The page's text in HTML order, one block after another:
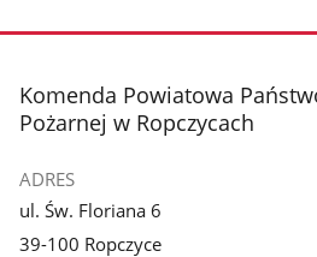
stopka
Komenda Powiatowa
Pożarnej w Ropczycach
ADRES
ul. Św. Floriana 6
39-100 Ropczyce